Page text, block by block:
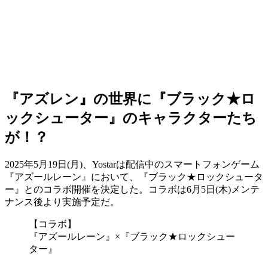
『アズレン』の世界に『ブラック★ロ
ックシューター』のキャラクターたち
が！？
2025年5月19日(月)、Yostarは配信中のスマートフォンゲーム
『アズールレーン 』において、『ブラック★ロックシュータ
ー』とのコラボ開催を決定した。コラボは6月5日(木)メンテ
ナンス後より実施予定だ。
【コラボ】
『アズールレーン』×『ブラック★ロックシュー
ター』